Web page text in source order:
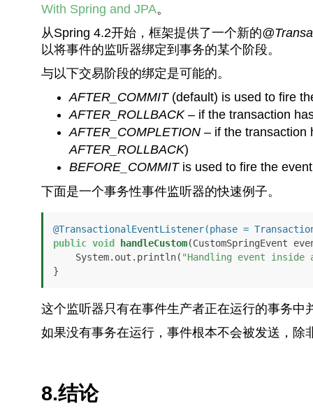
With Spring and JPA。
从Spring 4.2开始，框架提供了一个新的
以将事件的监听器绑定到事务的某个阶段。
与以下交易阶段的绑定是可能的。
AFTER_COMMIT(default) is used to fire
AFTER_ROLLBACK– if the transaction
AFTER_COMPLETION– if the transaction
AFTER_ROLLBACK)
BEFORE_COMMITis used to fire the
下面是一个事务性事件监听器的快速例子。
@TransactionalEventListener(phase =
public void handleCustom(CustomSpringEvent
    System.out.println(
"Handling event inside a
}
这个监听器只有在事件生产者正在运行的事务中
如果没有事务在运行，事件根本不会被发送，除
8.结论